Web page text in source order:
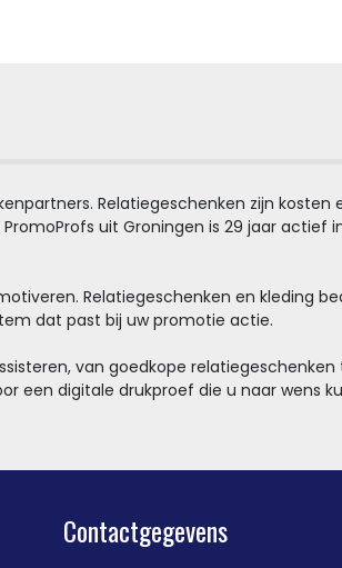
Relatiegeschenken zijn
uit Groningen is 29 jaar actief
Relatiegeschenken en kleding
dat past bij uw promotie actie.
van goedkope relatiegeschenken
een digitale drukproef die u naar wens
Contactgegevens